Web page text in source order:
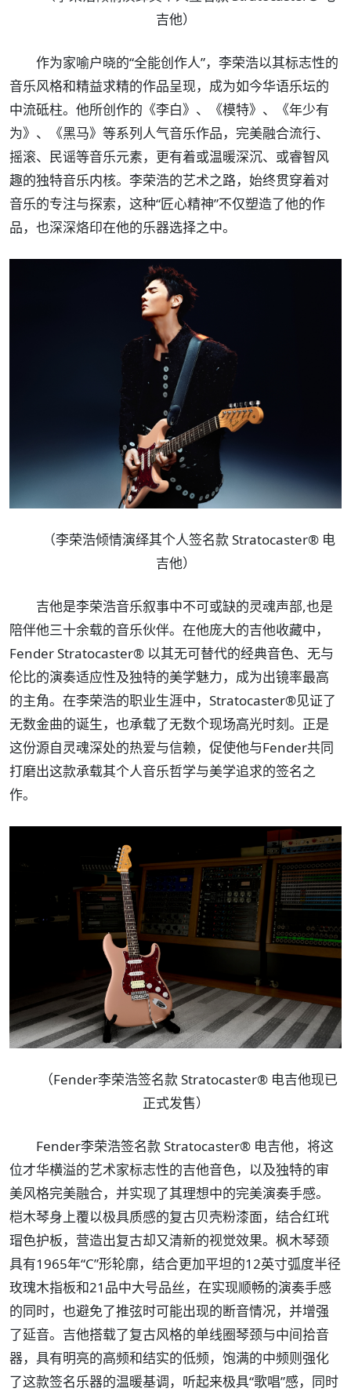
吉他）
作为家喻户晓的“全能创作人”，李荣浩以其标志性的
音乐风格和精益求精的作品呈现，成为如今华语乐坛的
中流砥柱。他所创作的《李白》、《模特》、《年少有
为》、《黑马》等系列人气音乐作品，完美融合流行、
摇滚、民谣等音乐元素，更有着或温暖深沉、或睿智风
趣的独特音乐内核。李荣浩的艺术之路，始终贯穿着对
音乐的专注与探索，这种“匠心精神”不仅塑造了他的作
品，也深深烙印在他的乐器选择之中。
（李荣浩倾情演绎其个人签名款 Stratocaster® 电
吉他）
吉他是李荣浩音乐叙事中不可或缺的灵魂声部,也是
陪伴他三十余载的音乐伙伴。在他庞大的吉他收藏中，
Fender Stratocaster® 以其无可替代的经典音色、无与
伦比的演奏适应性及独特的美学魅力，成为出镜率最高
的主角。在李荣浩的职业生涯中，Stratocaster®见证了
无数金曲的诞生，也承载了无数个现场高光时刻。正是
这份源自灵魂深处的热爱与信赖，促使他与Fender共同
打磨出这款承载其个人音乐哲学与美学追求的签名之
作。
（Fender李荣浩签名款 Stratocaster® 电吉他现已
正式发售）
Fender李荣浩签名款 Stratocaster® 电吉他，将这
位才华横溢的艺术家标志性的吉他音色，以及独特的审
美风格完美融合，并实现了其理想中的完美演奏手感。
桤木琴身上覆以极具质感的复古贝壳粉漆面，结合红玳
瑁色护板，营造出复古却又清新的视觉效果。枫木琴颈
具有1965年“C”形轮廓，结合更加平坦的12英寸弧度半径
玫瑰木指板和21品中大号品丝，在实现顺畅的演奏手感
的同时，也避免了推弦时可能出现的断音情况，并增强
了延音。吉他搭载了复古风格的单线圈琴颈与中间拾音
器，具有明亮的高频和结实的低频，饱满的中频则强化
了这款签名乐器的温暖基调，听起来极具“歌唱”感，同时